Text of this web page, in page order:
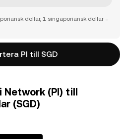
dollar, 1 singaporiansk dollar =
PI till SGD
(PI) till
(SGD)